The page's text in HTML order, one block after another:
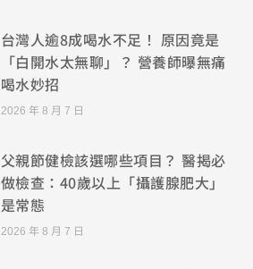
台灣人逾8成喝水不足！ 原因竟是
「白開水太無聊」？ 營養師曝無痛
喝水妙招
2026 年 8 月 7 日
父親節健檢該選哪些項目？ 醫揭必
做檢查：40歲以上「攝護腺肥大」
是常態
2026 年 8 月 7 日